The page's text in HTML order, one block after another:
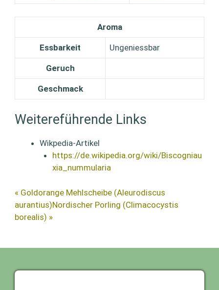
Aroma
Essbarkeit Ungeniessbar
Geruch
Geschmack
Weitereführende Links
Wikpedia-Artikel
https://de.wikipedia.org/wiki/Biscogniau
xia_nummularia
« Goldorange Mehlscheibe (Aleurodiscus
aurantius)Nordischer Porling (Climacocystis
borealis) »